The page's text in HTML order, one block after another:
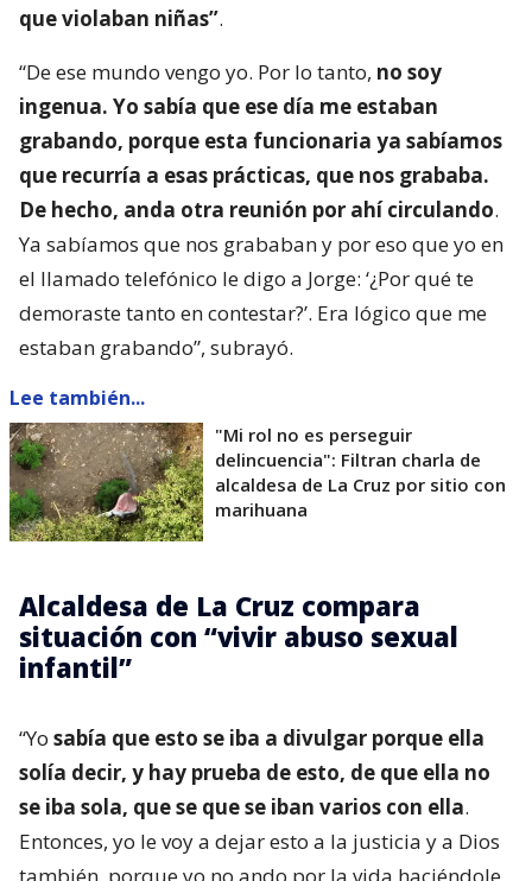
que violaban niñas”.
“De ese mundo vengo yo. Por lo tanto, no soy
ingenua. Yo sabía que ese día me estaban
grabando, porque esta funcionaria ya sabíamos
que recurría a esas prácticas, que nos grababa.
De hecho, anda otra reunión por ahí circulando.
Ya sabíamos que nos grababan y por eso que yo en
el llamado telefónico le digo a Jorge: ‘¿Por qué te
demoraste tanto en contestar?’. Era lógico que me
estaban grabando”, subrayó.
Lee también...
"Mi rol no es perseguir
delincuencia": Filtran charla de
alcaldesa de La Cruz por sitio con
marihuana
Alcaldesa de La Cruz compara
situación con “vivir abuso sexual
infantil”
“Yo sabía que esto se iba a divulgar porque ella
solía decir, y hay prueba de esto, de que ella no
se iba sola, que se que se iban varios con ella.
Entonces, yo le voy a dejar esto a la justicia y a Dios